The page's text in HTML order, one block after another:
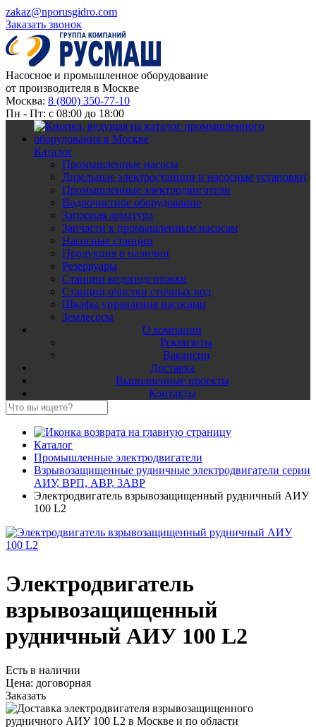
zakaz@nporusgidro.com
Заказать звонок
Насосное и промышленное оборудование
от производителя в Москве
Москва: 8 (800) 350-77-10
Пн - Пт: с 08:00 до 18:00
Каталог
Промышленные насосы
Дизельные электростанции и насосные установки
Промышленные электродвигатели
Водоочистное оборудование
Запорная арматура
Запчасти к промышленным насосам
Насосные станции
Продукция в наличии
Резервуары
Станции водоподготовки
Станции очистки сточных вод
Шкафы управления насосами
Землесосы
О компании
Реквизиты
Вакансии
Доставка
Выполненные проекты
Контакты
Каталог
Промышленные электродвигатели
Взрывозащищенные рудничные электродвигатели серии
АИУ, ВРП, АВР, 3АВР
Электродвигатель взрывозащищенный рудничный АИУ
100 L2
Электродвигатель
взрывозащищенный
рудничный АИУ 100 L2
Есть в наличии
Цена: договорная
Заказать